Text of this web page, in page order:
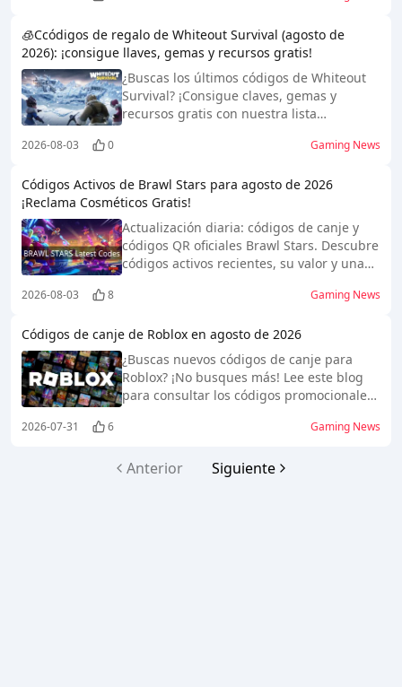
🧊Ccódigos de regalo de Whiteout Survival (agosto de
2026): ¡consigue llaves, gemas y recursos gratis!
¿Buscas los últimos códigos de Whiteout
Survival? ¡Consigue claves, gemas y
recursos gratis con nuestra lista
agosto de 2026, consejos y guía de canje!
2026-08-03 0 Gaming News
Códigos Activos de Brawl Stars para agosto de 2026
¡Reclama Cosméticos Gratis!
Actualización diaria: códigos de canje y
códigos QR oficiales Brawl Stars. Descubre
códigos activos recientes, su valor y una
2026-08-03 8 Gaming News
Códigos de canje de Roblox en agosto de 2026
¿Buscas nuevos códigos de canje para
Roblox? ¡No busques más! Lee este blog
para consultar los códigos promocionales
2026-07-31 6 Gaming News
Anterior Siguiente